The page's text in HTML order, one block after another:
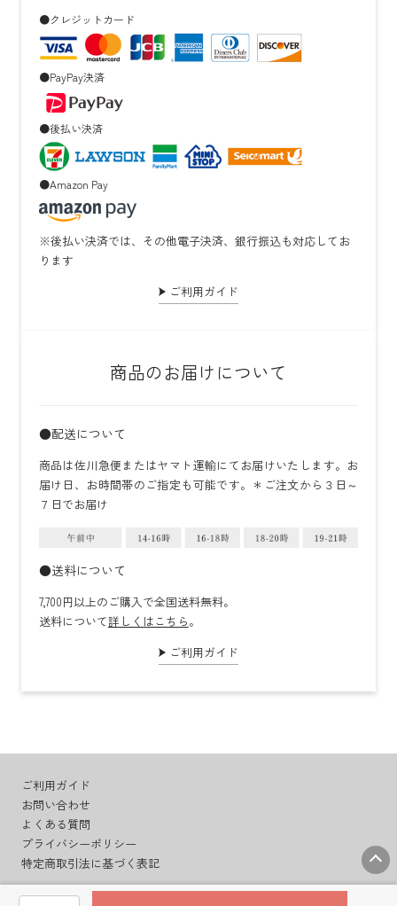
●クレジットカード
●PayPay決済
●後払い決済
●Amazon Pay
※後払い決済では、その他電子決済、銀行振込も対応してお
ります
ご利用ガイド
商品のお届けについて
●配送について
商品は佐川急便またはヤマト運輸にてお届けいたします。お
届け日、お時間帯のご指定も可能です。＊ご注文から３日～
７日でお届け
●送料について
7,700円以上のご購入で全国送料無料。
送料について詳しくはこちら。
ご利用ガイド
ご利用ガイド
お問い合わせ
よくある質問
プライバシーポリシー
特定商取引法に基づく表記